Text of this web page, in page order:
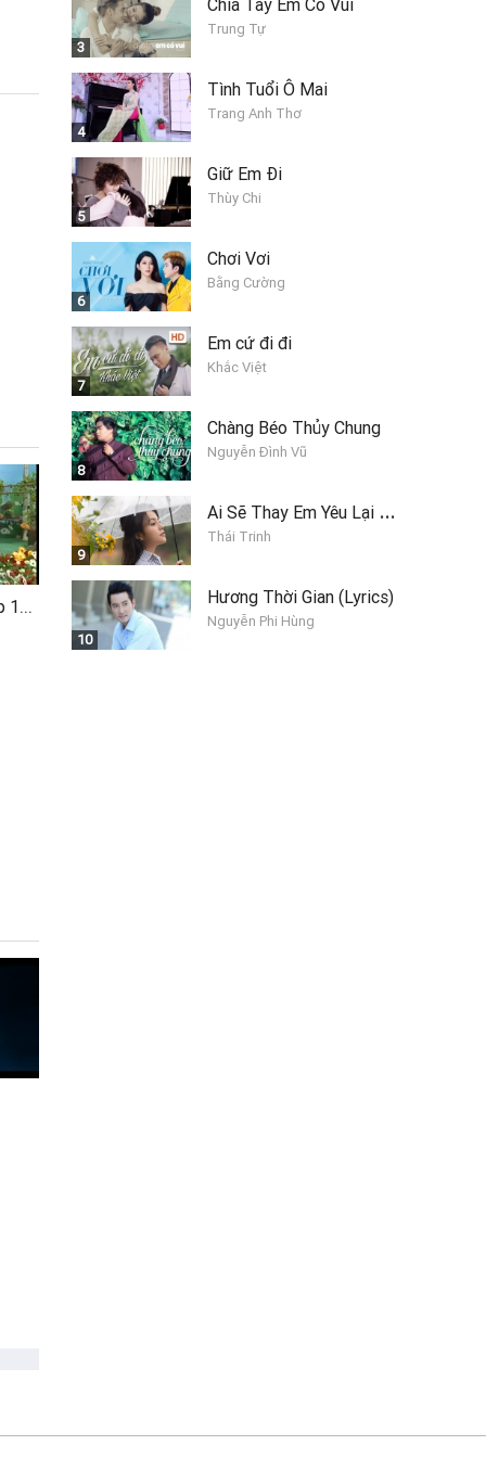
Sóc Nâu Kể Chuyện Tập 111 - Đi Xe Đạp
3
Chia Tay Em Có Vui
Trung Tự
4
Tình Tuổi Ô Mai
Trang Anh Thơ
5
Giữ Em Đi
Thùy Chi
6
Chơi Vơi
Bằng Cường
7
Em cứ đi đi
Khắc Việt
8
Chàng Béo Thủy Chung
Nguyễn Đình Vũ
9
A
i Sẽ Thay Em Yêu Lại Anh
Thái Trinh
10
Hương Thời Gian (Lyrics)
Nguyễn Phi Hùng